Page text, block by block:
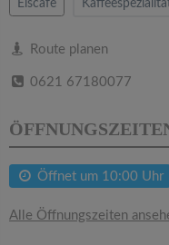
Eiscafe
Route planen
0621 67180077
Öffnet um 10:00 Uhr
Alle Öffnungszeiten
i
a